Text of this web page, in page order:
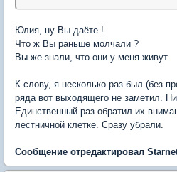
Юлия, ну Вы даёте !
Что ж Вы раньше молчали ?
Вы же знали, что они у меня живут.
К слову, я несколько раз был (без
ряда вот выходящего не заметил.
Единственный раз обратил их
лестничной клетке. Сразу убрали.
Сообщение отредактировал